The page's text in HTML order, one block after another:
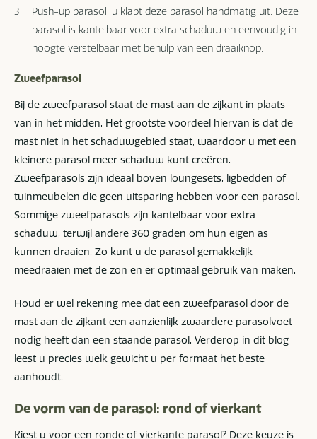
Push-up parasol: u klapt deze parasol handmatig uit. Deze
parasol is kantelbaar voor extra schaduw en eenvoudig in
hoogte verstelbaar met behulp van een draaiknop.
Zweefparasol
Bij de zweefparasol staat de mast aan de zijkant in plaats
van in het midden. Het grootste voordeel hiervan is dat de
mast niet in het schaduwgebied staat, waardoor u met een
kleinere parasol meer schaduw kunt creëren.
Zweefparasols zijn ideaal boven loungesets, ligbedden of
tuinmeubelen die geen uitsparing hebben voor een parasol.
Sommige zweefparasols zijn kantelbaar voor extra
schaduw, terwijl andere 360 graden om hun eigen as
kunnen draaien. Zo kunt u de parasol gemakkelijk
meedraaien met de zon en er optimaal gebruik van maken.
Houd er wel rekening mee dat een zweefparasol door de
mast aan de zijkant een aanzienlijk zwaardere parasolvoet
nodig heeft dan een staande parasol. Verderop in dit blog
leest u precies welk gewicht u per formaat het beste
aanhoudt.
De vorm van de parasol: rond of vierkant
Kiest u voor een ronde of vierkante parasol? Deze keuze is